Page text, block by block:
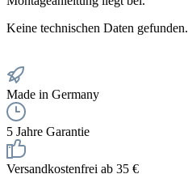
Keine technischen Daten gefunden.
Made in Germany
5 Jahre Garantie
Versandkostenfrei ab 35 €